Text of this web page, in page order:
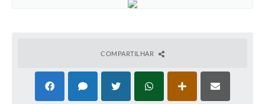
COMPARTILHAR